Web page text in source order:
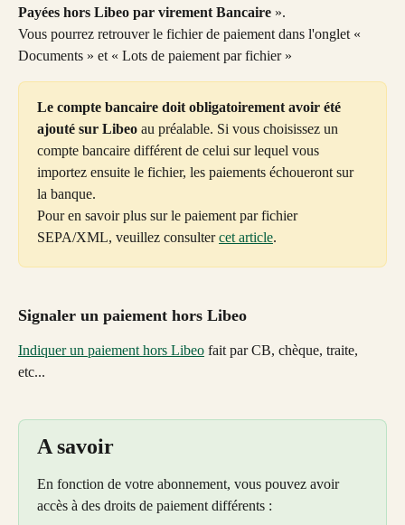
Payées hors Libeo par virement Bancaire ».
Vous pourrez retrouver le fichier de paiement dans l'onglet «
Documents » et « Lots de paiement par fichier »
Le compte bancaire doit obligatoirement avoir été
ajouté sur Libeo au préalable. Si vous choisissez un
compte bancaire différent de celui sur lequel vous
importez ensuite le fichier, les paiements échoueront sur
la banque.
Pour en savoir plus sur le paiement par fichier
SEPA/XML, veuillez consulter cet article.
Signaler un paiement hors Libeo
Indiquer un paiement hors Libeo fait par CB, chèque, traite,
etc...
A savoir
En fonction de votre abonnement, vous pouvez avoir
accès à des droits de paiement différents :